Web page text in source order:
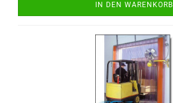
IN DEN WARENKORB